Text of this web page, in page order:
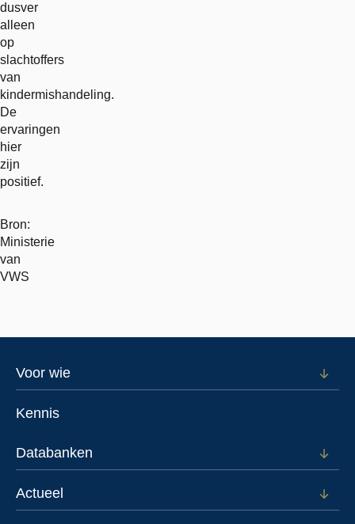
dusver
alleen
op
slachtoffers
van
kindermishandeling.
De
ervaringen
hier
zijn
positief.
Bron:
Ministerie
van
VWS
Footer
Voor wie
Open
Kennis
Databanken
Open
voor
Actueel
Open